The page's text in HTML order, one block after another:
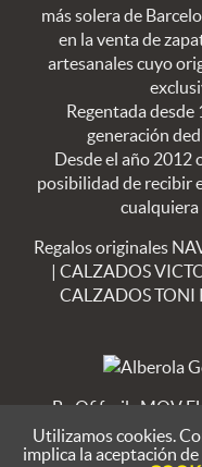
más solera de
en la venta de
artesanales cuyo
Regentada desde
generación
Desde el año 2012
posibilidad de recibir
cualquiera
Regalos originales
| CALZADOS
CALZADOS TONI
By Ofifacil · MOV
Utilizamos cookies.
implica la aceptación